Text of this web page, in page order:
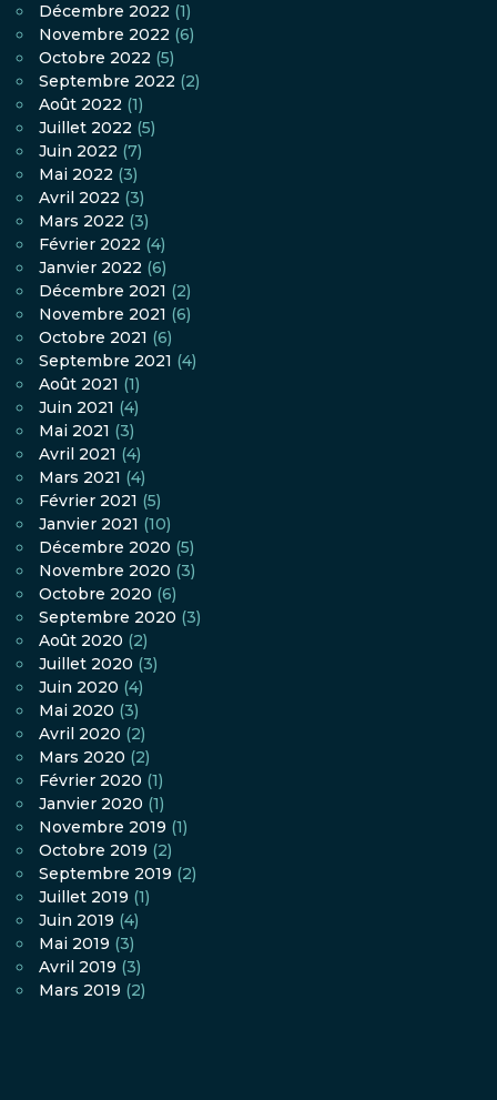
Décembre 2022 (1)
Novembre 2022 (6)
Octobre 2022 (5)
Septembre 2022 (2)
Août 2022 (1)
Juillet 2022 (5)
Juin 2022 (7)
Mai 2022 (3)
Avril 2022 (3)
Mars 2022 (3)
Février 2022 (4)
Janvier 2022 (6)
Décembre 2021 (2)
Novembre 2021 (6)
Octobre 2021 (6)
Septembre 2021 (4)
Août 2021 (1)
Juin 2021 (4)
Mai 2021 (3)
Avril 2021 (4)
Mars 2021 (4)
Février 2021 (5)
Janvier 2021 (10)
Décembre 2020 (5)
Novembre 2020 (3)
Octobre 2020 (6)
Septembre 2020 (3)
Août 2020 (2)
Juillet 2020 (3)
Juin 2020 (4)
Mai 2020 (3)
Avril 2020 (2)
Mars 2020 (2)
Février 2020 (1)
Janvier 2020 (1)
Novembre 2019 (1)
Octobre 2019 (2)
Septembre 2019 (2)
Juillet 2019 (1)
Juin 2019 (4)
Mai 2019 (3)
Avril 2019 (3)
Mars 2019 (2)